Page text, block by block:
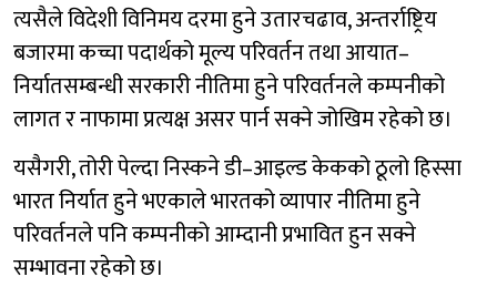
त्यसैले विदेशी विनिमय दरमा हुने उतारचढाव, अन्तर्राष्ट्रिय
बजारमा कच्चा पदार्थको मूल्य परिवर्तन तथा आयात–
निर्यातसम्बन्धी सरकारी नीतिमा हुने परिवर्तनले कम्पनीको
लागत र नाफामा प्रत्यक्ष असर पार्न सक्ने जोखिम रहेको छ।
यसैगरी, तोरी पेल्दा निस्कने डी–आइल्ड केकको ठूलो हिस्सा
भारत निर्यात हुने भएकाले भारतको व्यापार नीतिमा हुने
परिवर्तनले पनि कम्पनीको आम्दानी प्रभावित हुन सक्ने
सम्भावना रहेको छ।